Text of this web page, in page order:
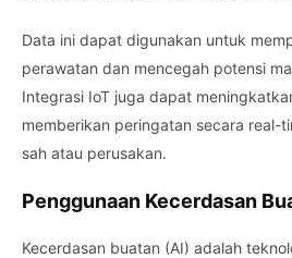
Data ini dapat digunakan untuk
perawatan dan mencegah potensi
Integrasi IoT juga dapat
memberikan peringatan secara real-
sah atau perusakan.
Penggunaan Kecerdasan
Kecerdasan buatan (AI) adalah